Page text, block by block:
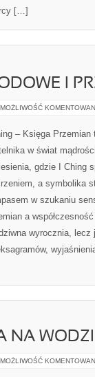
[…]
I
MOŻLIWOŚĆ
– Księga
w świat
gdzie I Ching
a symbolika
w szukaniu
a
wyrocznia, lecz
NA
MOŻLIWOŚĆ